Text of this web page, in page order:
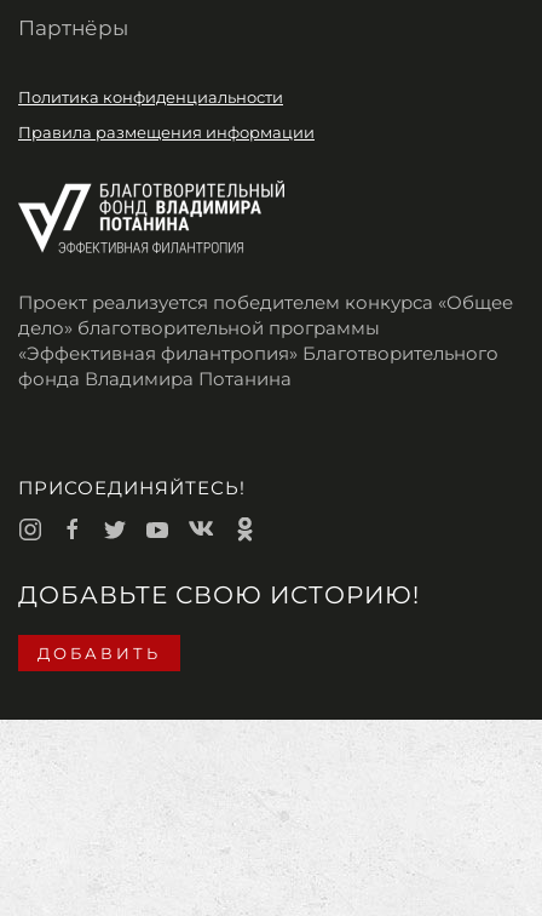
Партнёры
Политика конфиденциальности
Правила размещения информации
Проект реализуется победителем конкурса «Общее
дело» благотворительной программы
«Эффективная филантропия» Благотворительного
фонда Владимира Потанина
ПРИСОЕДИНЯЙТЕСЬ!
ДОБАВЬТЕ СВОЮ ИСТОРИЮ!
ДОБАВИТЬ